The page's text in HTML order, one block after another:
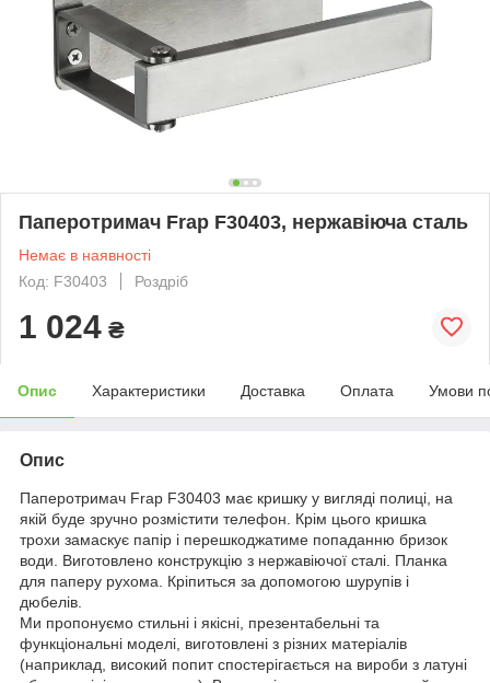
Паперотримач Frap F30403, нержавіюча сталь
Немає в наявності
Код: F30403
Роздріб
1 024 ₴
Опис Характеристики Доставка Оплата Умови
Опис
Паперотримач Frap F30403 має кришку у вигляді полиці, на
якій буде зручно розмістити телефон. Крім цього кришка
трохи замаскує папір і перешкоджатиме попаданню бризок
води. Виготовлено конструкцію з нержавіючої сталі. Планка
для паперу рухома. Кріпиться за допомогою шурупів і
дюбелів.
Ми пропонуємо стильні і якісні, презентабельні та
функціональні моделі, виготовлені з різних матеріалів
(наприклад, високий попит спостерігається на вироби з латуні